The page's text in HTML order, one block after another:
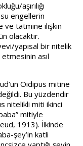
aşırılığı
engellerin
ve tatmine ilişkin
olacaktır.
yapısal bir nitelik
asıl
Oidipus mitine
Bu yüzdendir
nitelikli miti ikinci
mitiyle
1913). İlkinde
şey’in katli